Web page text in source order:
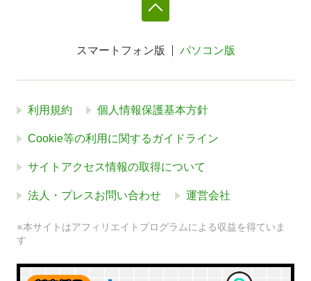
スマートフォン版 パソコン版
利用規約 個人情報保護基本方針
Cookie等の利用に関するガイドライン
サイトアクセス情報の取得について
法人・プレスお問い合わせ 運営会社
※本サイトはアフィリエイトプログラムによる収益を得ていま
す